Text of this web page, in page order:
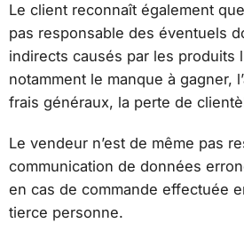
Le client reconnaît également
pas responsable des éventuels
indirects causés par les produits
notamment le manque à gagner,
frais généraux, la perte de
Le vendeur n’est de même pas
communication de données
en cas de commande effectuée
tierce personne.